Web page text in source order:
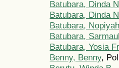
Batubara, Dinda
Batubara, Dinda
Batubara,
Batubara,
Batubara, Yosia
Benny, Benny,